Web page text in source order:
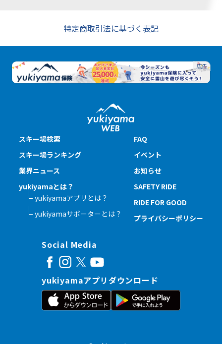
特定商取引法に基づく表記
スキー場検索
スキー場ランキング
業界ニュース
yukiyamaとは？
yukiyamaアプリとは？
yukiyamaサポーターとは？
FAQ
イベント
お知らせ
SAFETY RIDE
RIDE FOR GOOD
プライバシーポリシー
Social Media
yukiyamaアプリダウンロード